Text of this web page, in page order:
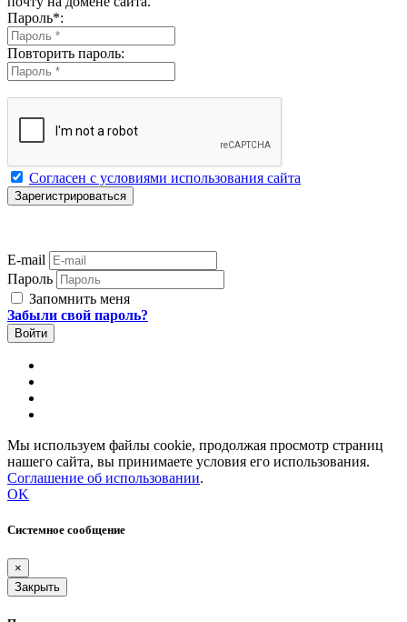
Пароль*:
Повторить пароль:
Согласен с условиями использования сайта
E-mail
Пароль
Запомнить меня
Забыли свой пароль?
Мы используем файлы cookie, продолжая просмотр страниц
нашего сайта, вы принимаете условия его использования.
Соглашение об использовании.
OK
Системное сообщение
×
Закрыть